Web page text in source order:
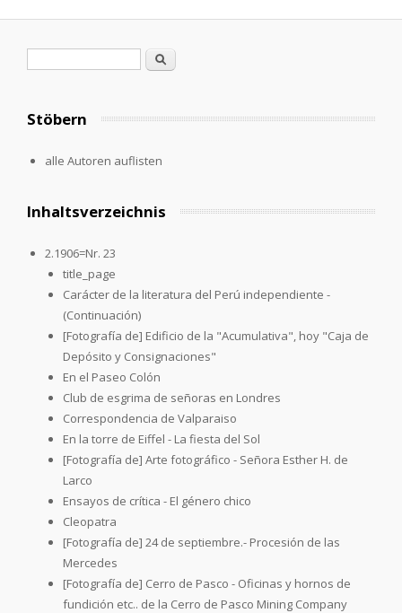
Search
Stöbern
alle Autoren auflisten
Inhaltsverzeichnis
2.1906=Nr. 23
title_page
Carácter de la literatura del Perú independiente -
(Continuación)
[Fotografía de] Edificio de la "Acumulativa", hoy "Caja de
Depósito y Consignaciones"
En el Paseo Colón
Club de esgrima de señoras en Londres
Correspondencia de Valparaiso
En la torre de Eiffel - La fiesta del Sol
[Fotografía de] Arte fotográfico - Señora Esther H. de
Larco
Ensayos de crítica - El género chico
Cleopatra
[Fotografía de] 24 de septiembre.- Procesión de las
Mercedes
[Fotografía de] Cerro de Pasco - Oficinas y hornos de
fundición etc.. de la Cerro de Pasco Mining Company